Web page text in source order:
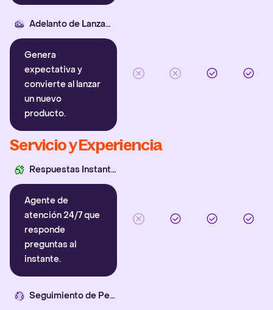
Adelanto de Lanzamiento
Genera
expectativa y
convierte al lanzar
un nuevo
producto.
Servicio y Experiencia
Respuestas Instantáneas
Agente de
atención 24/7 que
responde
preguntas al
instante.
Seguimiento de Pedidos